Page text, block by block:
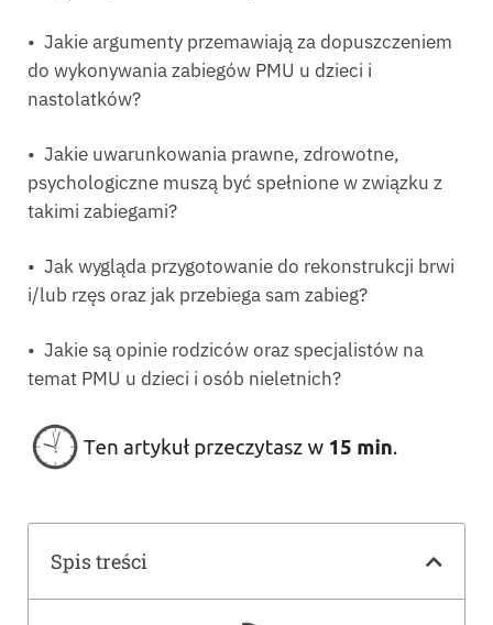
• Jakie argumenty przemawiają za dopuszczeniem
do wykonywania zabiegów PMU u dzieci i
nastolatków?
• Jakie uwarunkowania prawne, zdrowotne,
psychologiczne muszą być spełnione w związku z
takimi zabiegami?
• Jak wygląda przygotowanie do rekonstrukcji brwi
i/lub rzęs oraz jak przebiega sam zabieg?
• Jakie są opinie rodziców oraz specjalistów na
temat PMU u dzieci i osób nieletnich?
Spis treści